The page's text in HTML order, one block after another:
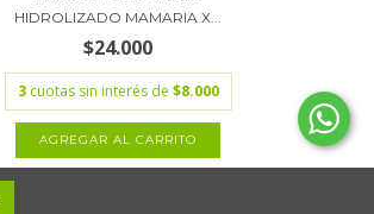
HIDROLIZADO MAMARIA X...
$24.000
3 cuotas sin interés de $8.000